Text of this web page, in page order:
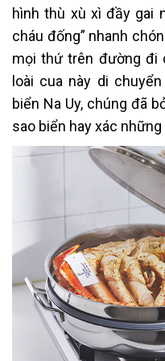
hình thù xù xì đầy gai
cháu đống” nhanh
mọi thứ trên đường đi
loài cua này di
biển Na Uy, chúng đã
sao biển hay xác